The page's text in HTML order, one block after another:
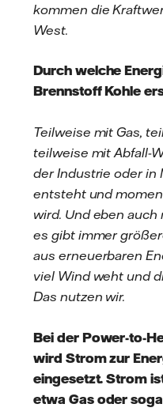
kommen die
West.
Durch welche
Brennstoff Kohle
Teilweise mit Gas,
teilweise mit Abfall-
der Industrie oder in
entsteht und
wird. Und eben
es gibt immer
aus erneuerbaren
viel Wind weht und
Das nutzen wir.
Bei der Power-to-
wird Strom zur
eingesetzt. Strom
etwa Gas oder